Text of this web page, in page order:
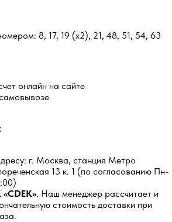
8, 17, 19 (x2), 21, 48, 51, 54, 63
онлайн на сайте
г. Москва, станция Метро
13 к. 1 (по согласованию Пн-
«CDEK». Наш менеджер рассчитает и
стоимость доставки при